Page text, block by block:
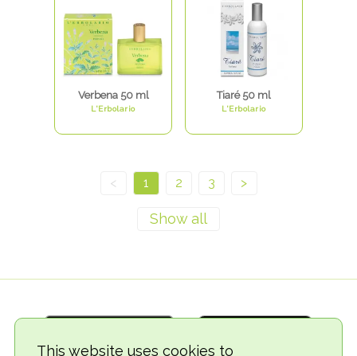
This website uses cookies to
Verbena 50 ml
L'Erbolario
Tiaré 50 ml
L'Erbolario
< 1 2 3 >